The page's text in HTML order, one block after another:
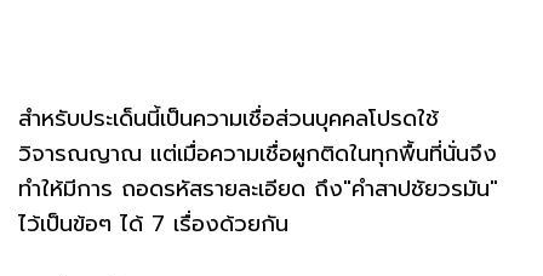
สำหรับประเด็นนี้เป็นความเชื่อส่วนบุคคลโปรดใช้
วิจารณญาณ แต่เมื่อความเชื่อผูกติดในทุกพื้นที่นั่นจึง
ทำให้มีการ ถอดรหัสรายละเอียด ถึง"คำสาปชัยวรมัน"
ไว้เป็นข้อๆ ได้ 7 เรื่องด้วยกัน